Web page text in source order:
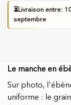
⏳Livraison entre:
septembre
Le manche en
Sur photo,
uniforme : le